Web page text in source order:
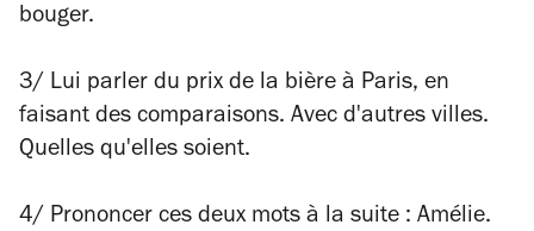
bouger.
3/ Lui parler du prix de la bière à Paris, en
faisant des comparaisons. Avec d'autres villes.
Quelles qu'elles soient.
4/ Prononcer ces deux mots à la suite : Amélie.